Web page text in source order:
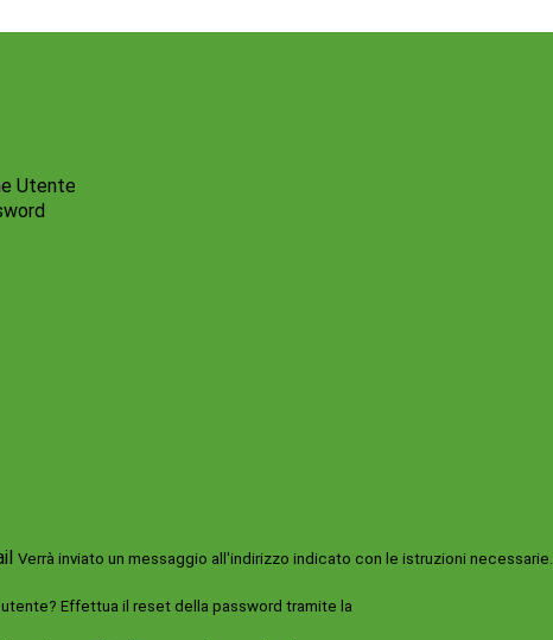
Utente
Verrà inviato un messaggio all'indirizzo indicato con le istruzioni necessarie.
Effettua il reset della password tramite la